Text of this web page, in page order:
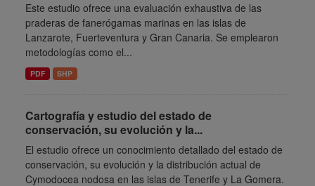
Este estudio ofrece una evaluación exhaustiva de las
praderas de fanerógamas marinas en las islas de
Lanzarote, Fuerteventura y Gran Canaria. Se emplearon
metodologías como el...
PDF SHP
Cartografía y estudio del estado de
conservación, su evolución y la...
El estudio ofrece un conocimiento detallado del estado de
conservación, su evolución y la distribución actual de
Cymodocea nodosa en las islas de Tenerife y La Gomera.